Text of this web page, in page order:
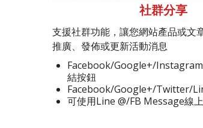
社群分享
支援社群功能，讓您網站產品或文
推廣、發佈或更新活動消息
Facebook/Google+/
結按鈕
Facebook/Google+/Twitter/
可使用Line @/FB Message線